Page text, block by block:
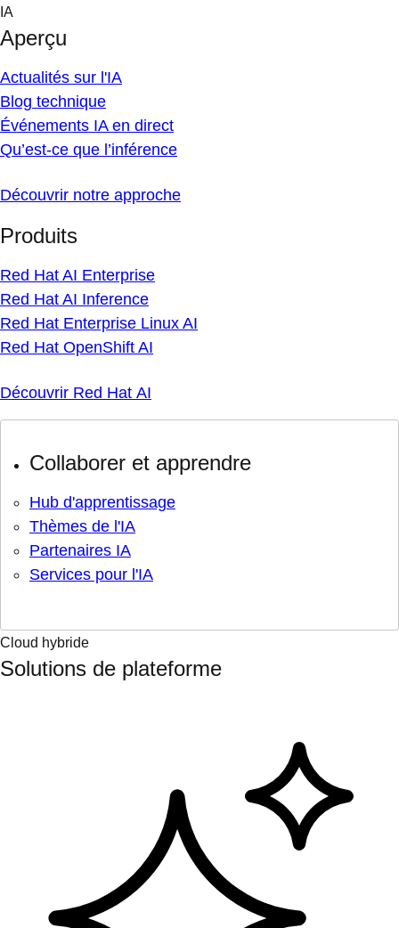
Skip
content
IA
Aperçu
Actualités sur l'IA
Blog technique
Événements IA en direct
Qu’est-ce que l’inférence
Découvrir notre approche
Produits
Red Hat AI Enterprise
Red Hat AI Inference
Red Hat Enterprise Linux AI
Red Hat OpenShift AI
Découvrir Red Hat AI
Collaborer et apprendre
Hub d'apprentissage
Thèmes de l'IA
Partenaires IA
Services pour l'IA
Cloud hybride
Solutions de plateforme